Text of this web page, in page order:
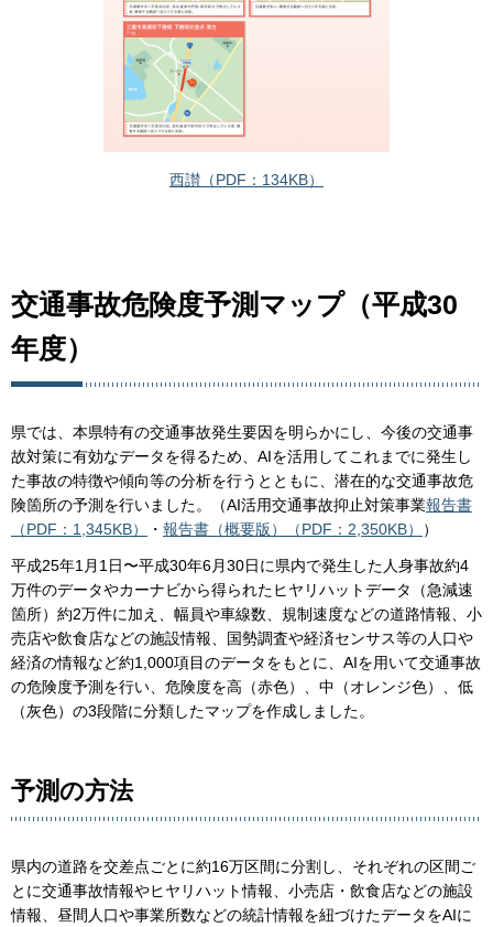
西讃（PDF：134KB）
交通事故危険度予測マップ（平成30
年度）
県では、本県特有の交通事故発生要因を明らかにし、今後の交通事
故対策に有効なデータを得るため、AIを活用してこれまでに発生し
た事故の特徴や傾向等の分析を行うとともに、潜在的な交通事故危
険箇所の予測を行いました。（AI活用交通事故抑止対策事業報告書
（PDF：1,345KB）
・ 報告書（概要版）（PDF：2,350KB） ）
平成25年1月1日〜平成30年6月30日に県内で発生した人身事故約4
万件のデータやカーナビから得られたヒヤリハットデータ（急減速
箇所）約2万件に加え、幅員や車線数、規制速度などの道路情報、小
売店や飲食店などの施設情報、国勢調査や経済センサス等の人口や
経済の情報など約1,000項目のデータをもとに、AIを用いて交通事故
の危険度予測を行い、危険度を高（赤色）、中（オレンジ色）、低
（灰色）の3段階に分類したマップを作成しました。
予測の方法
県内の道路を交差点ごとに約16万区間に分割し、それぞれの区間ご
とに交通事故情報やヒヤリハット情報、小売店・飲食店などの施設
情報、昼間人口や事業所数などの統計情報を紐づけたデータをAIに